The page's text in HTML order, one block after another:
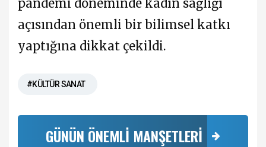
pandemi döneminde kadın sağlığı
açısından önemli bir bilimsel katkı
yaptığına dikkat çekildi.
#KÜLTÜR SANAT
GÜNÜN ÖNEMLİ MANŞETLERİ